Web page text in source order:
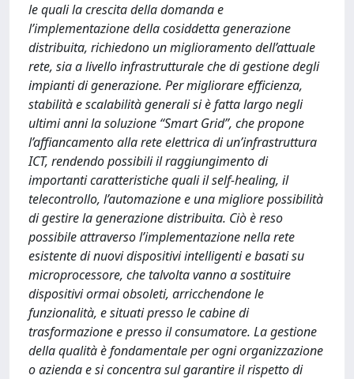
le quali la crescita della domanda e
l’implementazione della cosiddetta generazione
distribuita, richiedono un miglioramento dell’attuale
rete, sia a livello infrastrutturale che di gestione degli
impianti di generazione. Per migliorare efficienza,
stabilità e scalabilità generali si è fatta largo negli
ultimi anni la soluzione “Smart Grid”, che propone
l’affiancamento alla rete elettrica di un’infrastruttura
ICT, rendendo possibili il raggiungimento di
importanti caratteristiche quali il self-healing, il
telecontrollo, l’automazione e una migliore possibilità
di gestire la generazione distribuita. Ciò è reso
possibile attraverso l’implementazione nella rete
esistente di nuovi dispositivi intelligenti e basati su
microprocessore, che talvolta vanno a sostituire
dispositivi ormai obsoleti, arricchendone le
funzionalità, e situati presso le cabine di
trasformazione e presso il consumatore. La gestione
della qualità è fondamentale per ogni organizzazione
o azienda e si concentra sul garantire il rispetto di